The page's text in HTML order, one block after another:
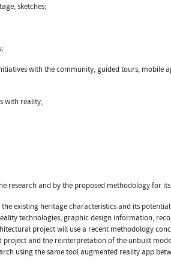
sketches;
with the community, guided tours, mobile
with reality;
research and by the proposed methodology for
existing heritage characteristics and its potential
technologies, graphic design information,
project will use a recent methodology
and the reinterpretation of the unbuilt
using the same tool augmented reality app